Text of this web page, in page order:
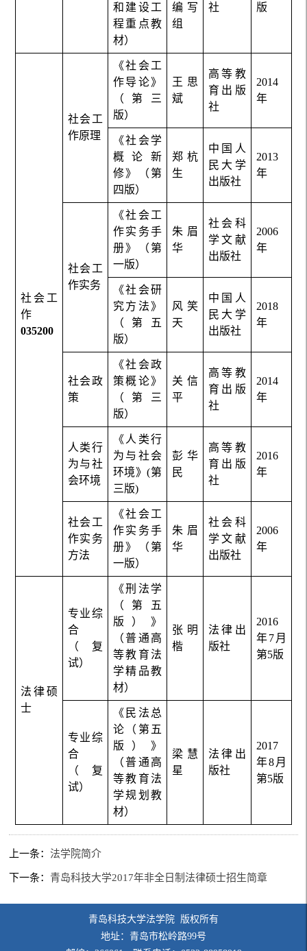
和建设工
程重点教
材）
编写
组
社
版
社会工
作
035200
社会工
作原理
《社会工
作导论》
（第三
版）
王思
斌
高等教
育出版
社
2014
年
《社会学
概论新
修》（第
四版）
郑杭
生
中国人
民大学
出版社
2013
年
社会工
作实务
《社会工
作实务手
册》（第
一版）
朱眉
华
社会科
学文献
出版社
2006
年
《社会研
究方法》
（第五
版）
风笑
天
中国人
民大学
出版社
2018
年
社会政
策
《社会政
策概论》
（第三
版）
关信
平
高等教
育出版
社
2014
年
人类行
为与社
会环境
《人类行
为与社会
环境》(第
三版)
彭华
民
高等教
育出版
社
2016
年
社会工
作实务
方法
《社会工
作实务手
册》（第
一版）
朱眉
华
社会科
学文献
出版社
2006
年
法律硕
士
专业综
合
（复
试）
《刑法学
（第五
版）》
（普通高
等教育法
学精品教
材）
张明
楷
法律出
版社
2016
年7月
第5版
专业综
合
（复
试）
《民法总
论（第五
版）》
（普通高
等教育法
学规划教
材）
梁慧
星
法律出
版社
2017
年8月
第5版
上一条：法学院简介
下一条： 青岛科技大学2017年非全日制法律硕士招生简章
青岛科技大学法学院 版权所有
地址：青岛市松岭路99号